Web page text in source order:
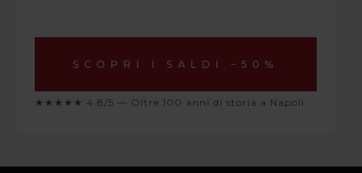
SCOPRI I SALDI −50%
★★★★★ 4.8/5 — Oltre 100 anni di storia a Napoli